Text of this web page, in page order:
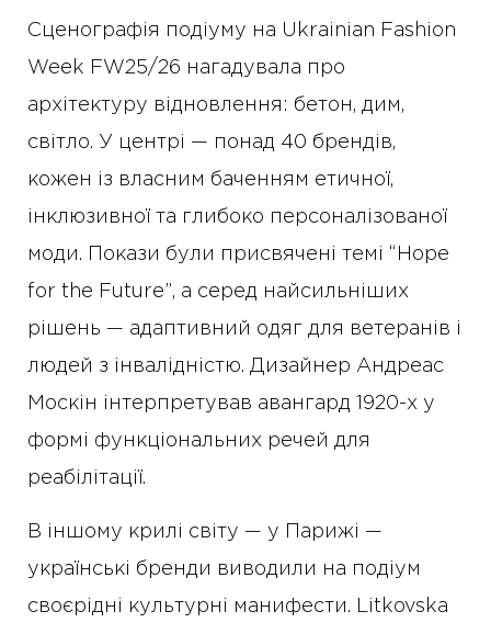
Сценографія подіуму на Ukrainian Fashion
Week FW25/26 нагадувала про
архітектуру відновлення: бетон, дим,
світло. У центрі — понад 40 брендів,
кожен із власним баченням етичної,
інклюзивної та глибоко персоналізованої
моди. Покази були присвячені темі “Hope
for the Future”, а серед найсильніших
рішень — адаптивний одяг для ветеранів і
людей з інвалідністю. Дизайнер Андреас
Москін інтерпретував авангард 1920-х у
формі функціональних речей для
реабілітації.
В іншому крилі світу — у Парижі —
українські бренди виводили на подіум
своєрідні культурні манифести. Litkovska